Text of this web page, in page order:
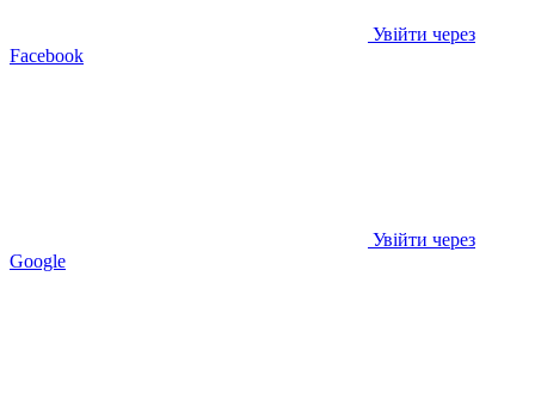
Увійти через
Facebook
Увійти через
Google